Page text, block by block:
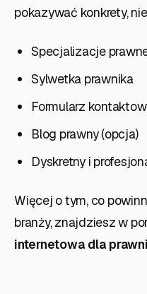
pokazywać konkrety,
Specjalizacje
Sylwetka prawnika
Formularz
Blog prawny (opcja)
Dyskretny i
Więcej o tym, co
branży, znajdziesz w
internetowa dla